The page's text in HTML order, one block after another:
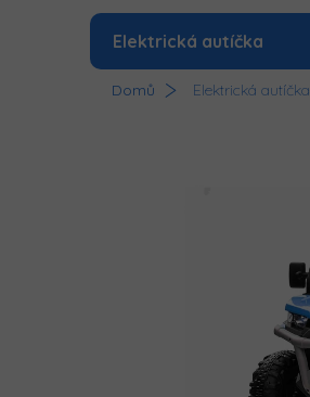
Elektrická autíčka
Domů Elektrická autíčka